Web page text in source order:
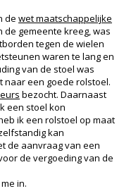
de wet maatschappelijke
de gemeente kreeg, was
tegen de wielen
waren te lang en
van de stoel was
naar een goede rolstoel.
bezocht. Daarnaast
een stoel kon
ik een rolstoel op maat
kan
de aanvraag van een
de vergoeding van de
in.